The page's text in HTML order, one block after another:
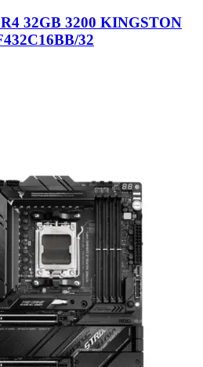
32GB 3200 KINGSTON
32